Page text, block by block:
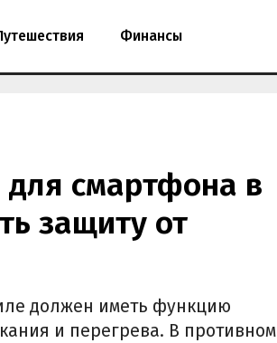
Финансы
смартфона в
защиту от
должен иметь функцию
и перегрева. В противном